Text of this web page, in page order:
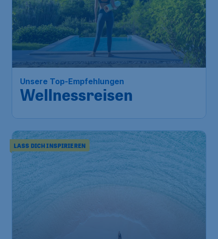
Unsere Top-Empfehlungen
Wellnessreisen
LASS DICH INSPIRIEREN